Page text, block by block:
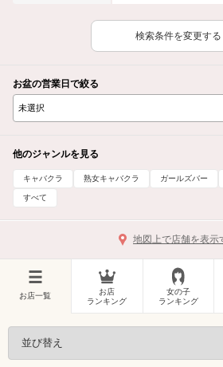
検索条件を変更する
お盆の営業日で絞る
他のジャンルを見る
キャバクラ 熟女キャバクラ ガールズバー
すべて
地図上で店舗を表示
お店一覧
お店
ランキング
女の子
ランキング